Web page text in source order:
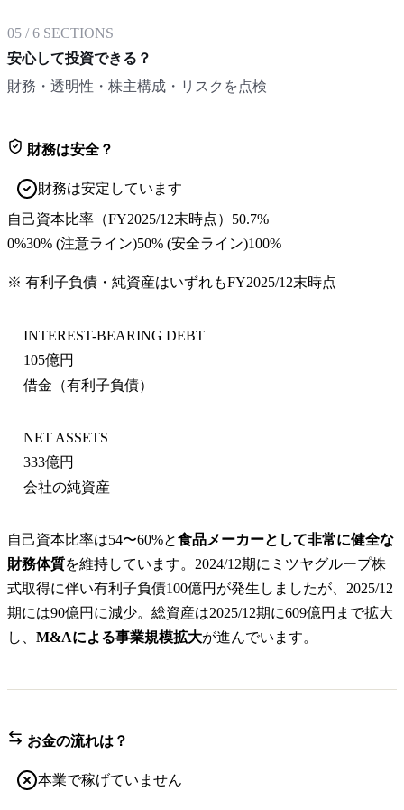
05 /6 SECTIONS
安心して投資できる？
財務・透明性・株主構成・リスクを点検
財務は安全？
財務は安定しています
自己資本比率 （FY2025/12末時点） 50.7%
0%30% (注意ライン)50% (安全ライン)100%
※ 有利子負債・純資産はいずれもFY2025/12末時点
INTEREST-BEARING DEBT
105億円
借金（有利子負債）
NET ASSETS
333億円
会社の純資産
自己資本比率は54〜60%と食品メーカーとして非常に健全な
財務体質を維持しています。2024/12期にミツヤグループ株
式取得に伴い有利子負債100億円が発生しましたが、2025/12
期には90億円に減少。総資産は2025/12期に609億円まで拡大
し、 M&Aによる事業規模拡大が進んでいます。
お金の流れは？
本業で稼げていません